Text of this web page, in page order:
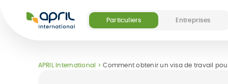
International
Particuliers Entreprises
Nos offres(5)
Nos services digitaux et médicaux
Nos services digitaux et médicaux
Découvrir APRIL Devenir
APRIL International Comment obtenir un visa de travail